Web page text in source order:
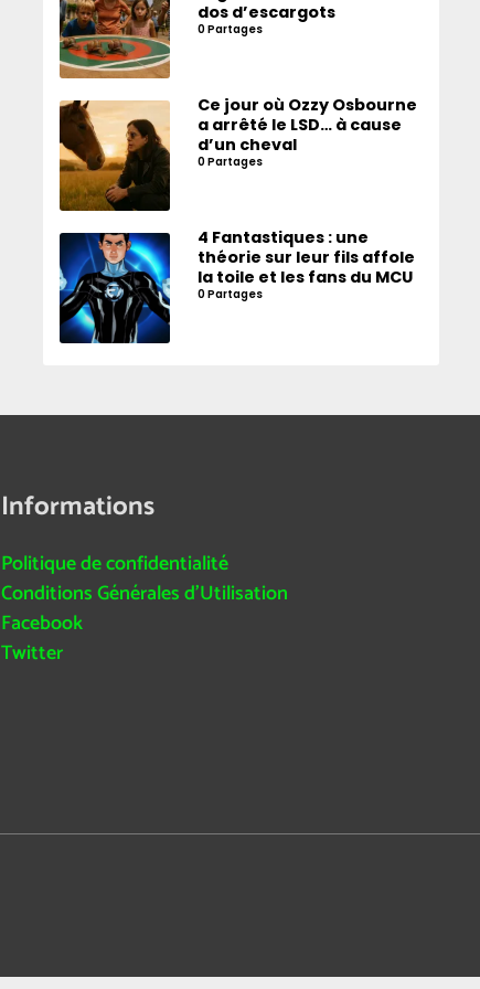
dos d’escargots
0 Partages
Ce jour où Ozzy Osbourne
a arrêté le LSD… à cause
d’un cheval
0 Partages
4 Fantastiques : une
théorie sur leur fils affole
la toile et les fans du MCU
0 Partages
Informations
Politique de confidentialité
Conditions Générales d’Utilisation
Facebook
Twitter